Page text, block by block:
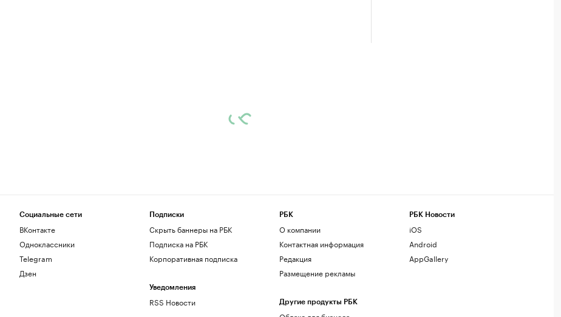
Социальные сети
ВКонтакте
Одноклассники
Telegram
Дзен
Подписки
Скрыть баннеры на РБК
Подписка на РБК
Корпоративная подписка
Уведомления
RSS Новости
РБК
О компании
Контактная информация
Редакция
Размещение рекламы
Другие продукты РБК
РБК Новости
iOS
Android
AppGallery